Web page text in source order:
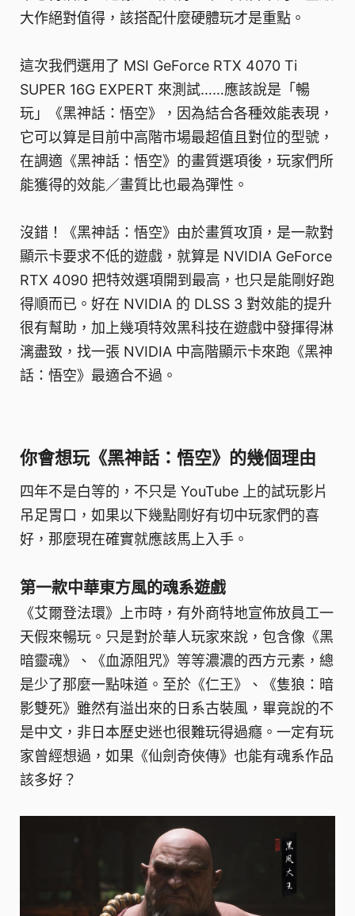
大作絕對值得，該搭配什麼硬體玩才是重點。
這次我們選用了 MSI GeForce RTX 4070 Ti
SUPER 16G EXPERT 來測試……應該說是「暢
玩」《黑神話：悟空》，因為結合各種效能表現，
它可以算是目前中高階市場最超值且對位的型號，
在調適《黑神話：悟空》的畫質選項後，玩家們所
能獲得的效能／畫質比也最為彈性。
沒錯！《黑神話：悟空》由於畫質攻頂，是一款對
顯示卡要求不低的遊戲，就算是 NVIDIA GeForce
RTX 4090 把特效選項開到最高，也只是能剛好跑
得順而已。好在 NVIDIA 的 DLSS 3 對效能的提升
很有幫助，加上幾項特效黑科技在遊戲中發揮得淋
漓盡致，找一張 NVIDIA 中高階顯示卡來跑《黑神
話：悟空》最適合不過。
你會想玩《黑神話：悟空》的幾個理由
四年不是白等的，不只是 YouTube 上的試玩影片
吊足胃口，如果以下幾點剛好有切中玩家們的喜
好，那麼現在確實就應該馬上入手。
第一款中華東方風的魂系遊戲
《艾爾登法環》上市時，有外商特地宣佈放員工一
天假來暢玩。只是對於華人玩家來說，包含像《黑
暗靈魂》、《血源阻咒》等等濃濃的西方元素，總
是少了那麼一點味道。至於《仁王》、《隻狼：暗
影雙死》雖然有溢出來的日系古裝風，畢竟說的不
是中文，非日本歷史迷也很難玩得過癮。一定有玩
家曾經想過，如果《仙劍奇俠傳》也能有魂系作品
該多好？